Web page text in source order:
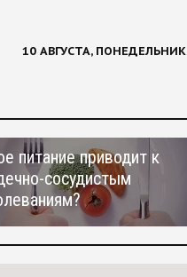
10 АВГУСТА, ПОНЕДЕЛЬНИК
питание приводит к
сосудистым